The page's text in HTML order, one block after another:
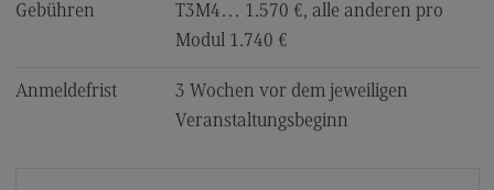
Gebühren
T3M4… 1.570 €, alle anderen pro
Modul 1.740 €
Anmeldefrist
3 Wochen vor dem jeweiligen
Veranstaltungsbeginn